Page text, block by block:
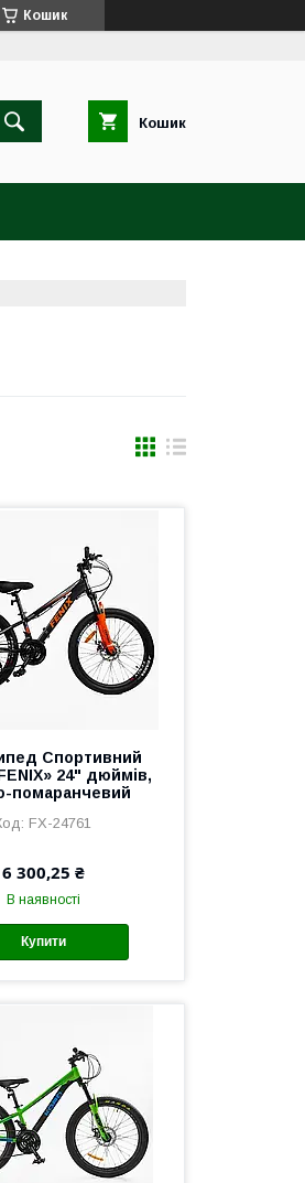
Кошик
Кошик
Спортивний
24" дюймів,
помаранчевий
FX-24761
6 300,25 ₴
В наявності
Купити